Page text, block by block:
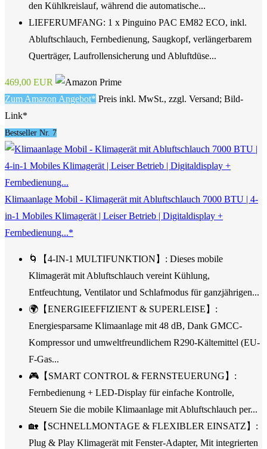
den Kühlkreislauf, während die automatische...
LIEFERUMFANG: 1 x Pinguino PAC EM82 ECO, inkl.
Abluftschlauch, Fernbedienung, Saugkopf, verlängerbarem
Querträger, Laufrollensicherung und Abluftdüse...
469,00 EUR
Zum Amazon Angebot* Preis inkl. MwSt., zzgl. Versand; Bild-
Link*
Bestseller Nr. 7
Klimaanlage Mobil - Klimagerät mit Abluftschlauch 7000 BTU | 4-
in-1 Mobiles Klimagerät | Leiser Betrieb | Digitaldisplay +
Fernbedienung...*
🌀【4-IN-1 MULTIFUNKTION】: Dieses mobile
Klimagerät mit Abluftschlauch vereint Kühlung,
Entfeuchtung, Ventilator und Schlafmodus für ganzjährigen...
🌍【ENERGIEEFFIZIENT & SUPERLEISE】:
Energiesparsame Klimaanlage mit 48 dB, Dank GMCC-
Kompressor und umweltfreundlichem R290-Kältemittel (EU-
F-Gas...
🎮【SMART CONTROL & FERNSTEUERUNG】:
Fernbedienung + LED-Display für einfache Kontrolle,
Steuern Sie die mobile Klimaanlage mit Abluftschlauch per...
🏡【SCHNELLMONTAGE & FLEXIBLER EINSATZ】:
Plug & Play Klimagerät mit Fenster-Adapter, Mit integrierten